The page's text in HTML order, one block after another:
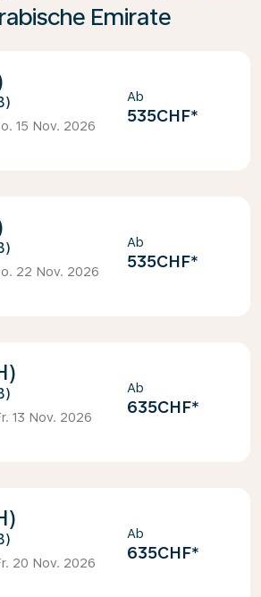
Emirate
15 Nov. 2026
Ab
535CHF*
22 Nov. 2026
Ab
535CHF*
13 Nov. 2026
Ab
635CHF*
20 Nov. 2026
Ab
635CHF*